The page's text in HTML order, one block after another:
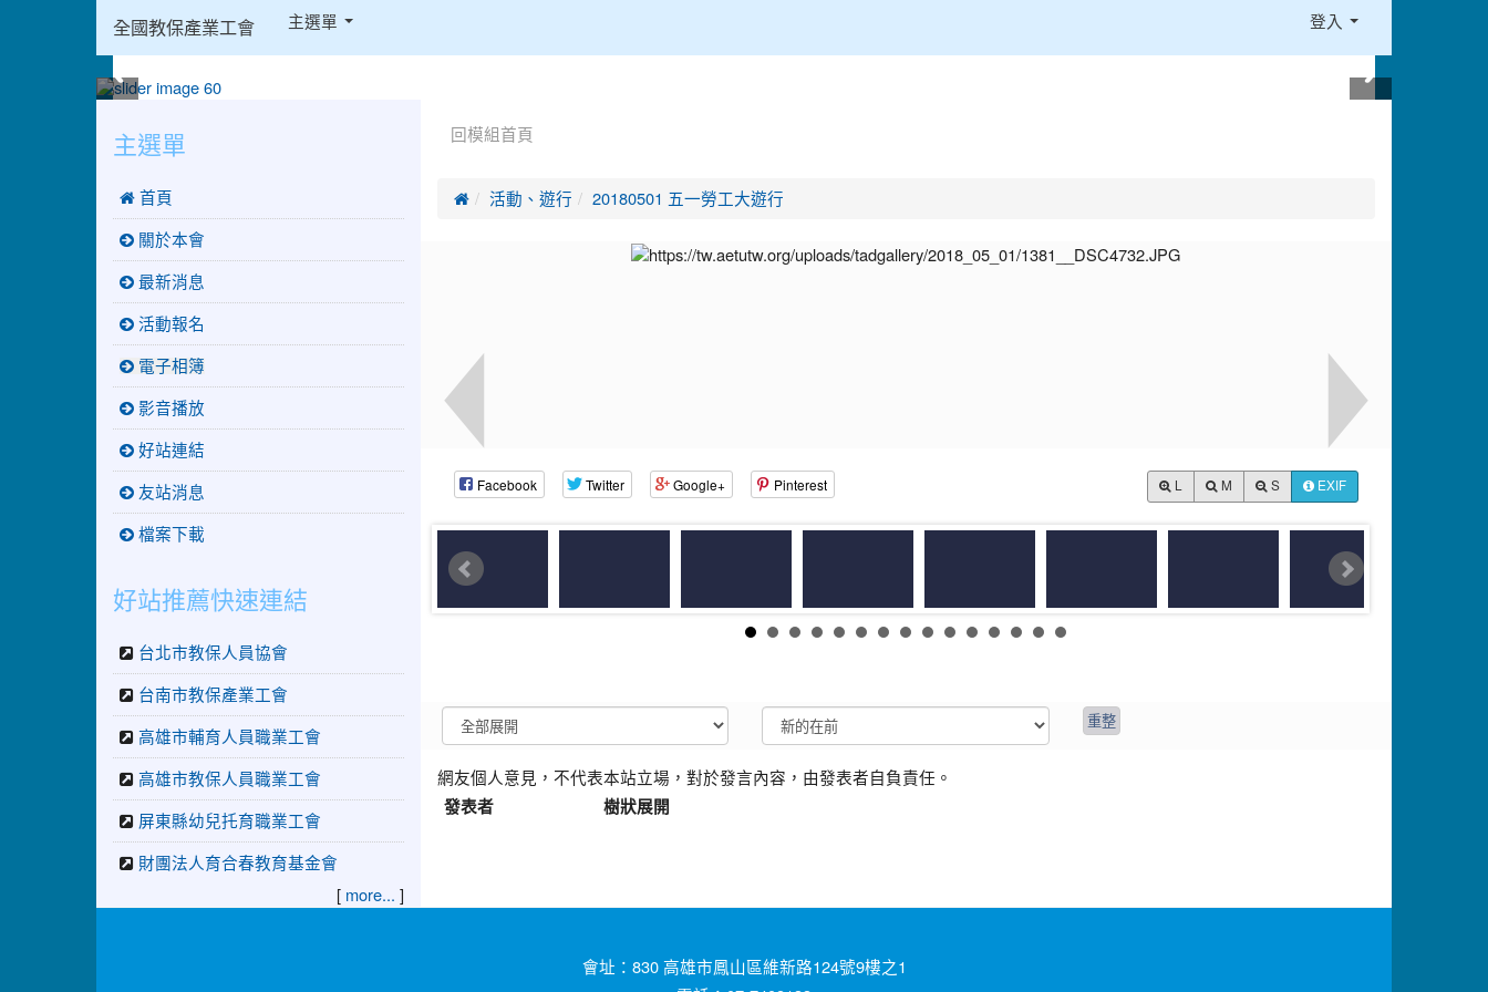
全國教保產業工會 主選單 登入
回模組首頁
 活動、遊行 20180501 五一勞工大遊行
Facebook Twitter Google+ Pinterest M S EXIF
網友個人意見，不代表本站立場，對於發言內容，由發表者自負責任。
發表者
樹狀展開
主選單
 首頁
關於本會
最新消息
活動報名
電子相簿
影音播放
好站連結
友站消息
檔案下載
好站推薦快速連結
台北市教保人員協會
台南市教保產業工會
高雄市輔育人員職業工會
高雄市教保人員職業工會
屏東縣幼兒托育職業工會
財團法人育合春教育基金會
[ more... ]
會址：830 高雄市鳳山區維新路124號9樓之1